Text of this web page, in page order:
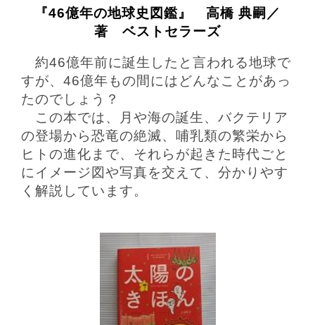
『46億年の地球史図鑑』 高橋 典嗣／
著 ベストセラーズ
約46億年前に誕生したと言われる地球で
すが、46億年もの間にはどんなことがあっ
たのでしょう？
この本では、月や海の誕生、バクテリア
の登場から恐竜の絶滅、哺乳類の繁栄から
ヒトの進化まで、それらが起きた時代ごと
にイメージ図や写真を交えて、分かりやす
く解説しています。